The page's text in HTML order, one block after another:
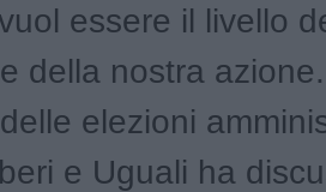
essere il livello
della nostra
elezioni
e Uguali ha